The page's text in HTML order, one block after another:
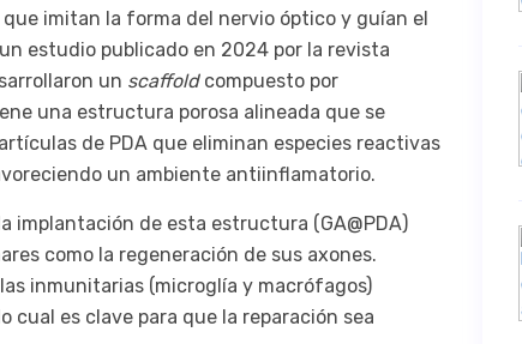
imitan la forma del nervio óptico y guían el
estudio publicado en 2024 por la revista
un scaffold compuesto por
una estructura porosa alineada que se
de PDA que eliminan especies reactivas
un ambiente antiinflamatorio.
implantación de esta estructura (GA@PDA)
como la regeneración de sus axones.
inmunitarias (microglía y macrófagos)
cual es clave para que la reparación sea